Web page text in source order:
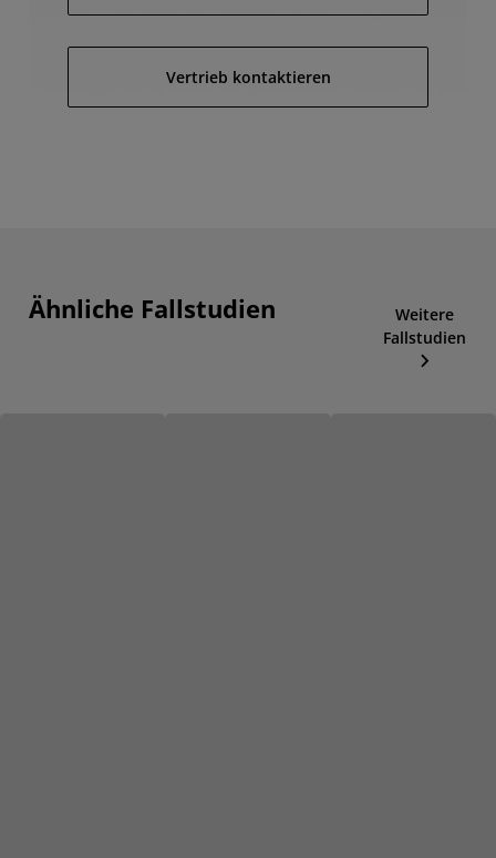
Vertrieb kontaktieren
Ähnliche Fallstudien
Weitere
Fallstudien